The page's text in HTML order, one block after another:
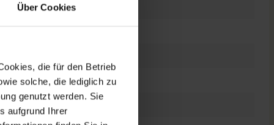
Über Cookies
die für den Betrieb
solche, die lediglich zu
genutzt werden. Sie
aufgrund Ihrer
Display
SSD